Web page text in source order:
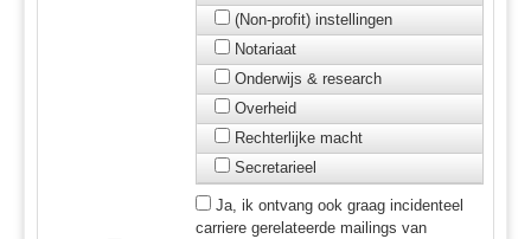
(Non-profit) instellingen
Notariaat
Onderwijs & research
Overheid
Rechterlijke macht
Secretarieel
Ja, ik ontvang ook graag incidenteel
carriere gerelateerde mailings van